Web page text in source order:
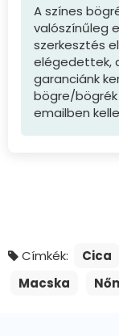
A színes
valószínűleg
szerkesztés
elégedettek,
garanciánk
bögre/
emailben
Címkék: Cica
Macska